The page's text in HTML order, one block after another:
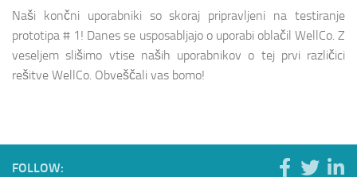
Naši končni uporabniki so skoraj pripravljeni na testiranje
prototipa # 1! Danes se usposabljajo o uporabi oblačil WellCo. Z
veseljem slišimo vtise naših uporabnikov o tej prvi različici
rešitve WellCo. Obveščali vas bomo!
FOLLOW: